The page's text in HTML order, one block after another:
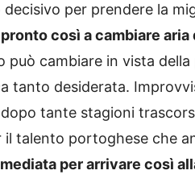
per prendere la
così a cambiare
può cambiare in vista
tanto desiderata.
tante stagioni
talento portoghese che
per arrivare così